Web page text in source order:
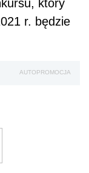
który
r. będzie
AUTOPROMOCJA